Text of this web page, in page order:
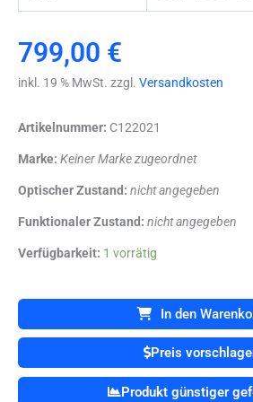
799,00 €
inkl. 19 % MwSt. zzgl. Versandkosten
Artikelnummer: C122021
Marke: Keiner Marke zugeordnet
Optischer Zustand: nicht angegeben
Funktionaler Zustand: nicht angegeben
Verfügbarkeit: 1 vorrätig
Bewegungsschiene
K
für
Rehabilitation
Kniegelenks
In den
Preis
Produkt günstiger